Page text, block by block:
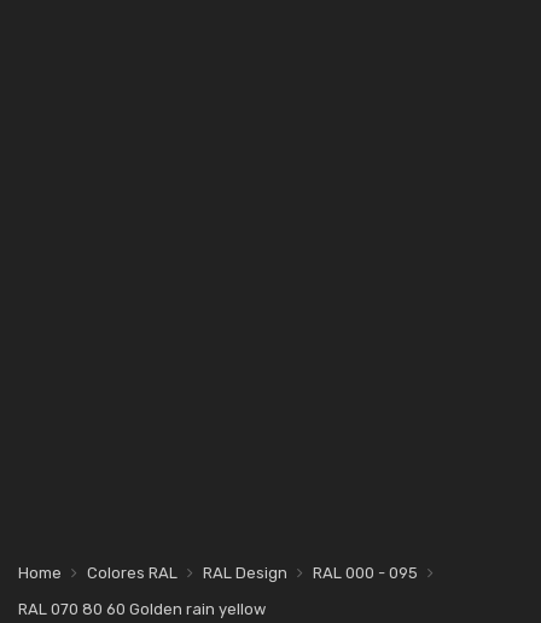
Home Colores RAL RAL Design
RAL 000 - 095
RAL 070 80 60 Golden rain yellow